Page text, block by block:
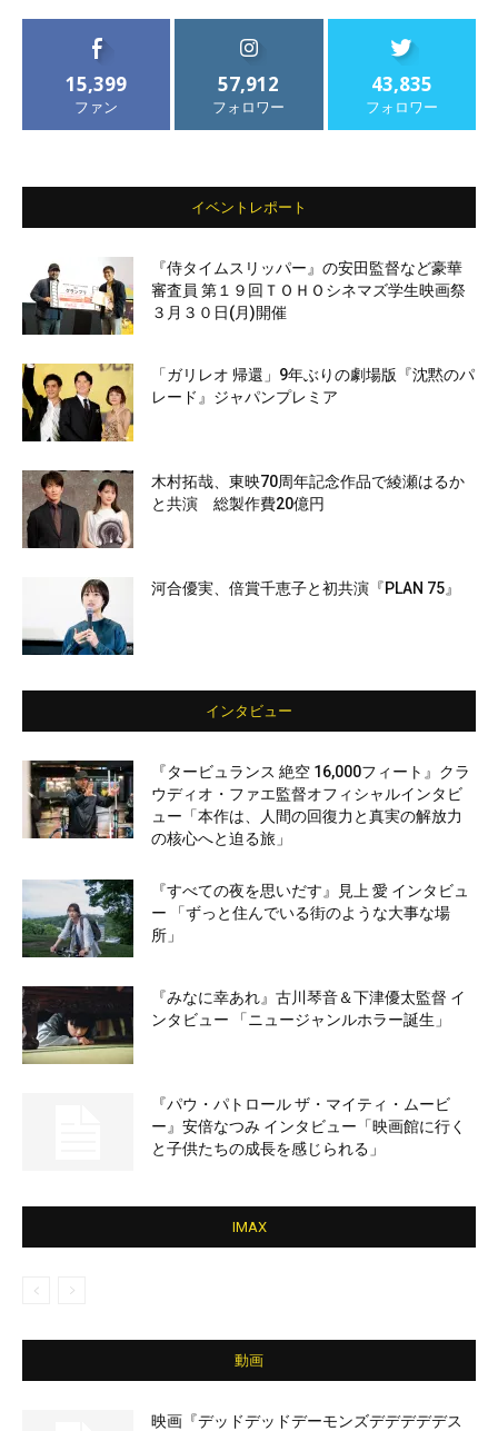
15,399
ファン
57,912
フォロワー
43,835
フォロワー
イベントレポート
『侍タイムスリッパー』の安田監督など豪華
審査員 第１９回ＴＯＨＯシネマズ学生映画祭
３月３０日(月)開催
「ガリレオ 帰還」9年ぶりの劇場版『沈黙のパ
レード』ジャパンプレミア
木村拓哉、東映70周年記念作品で綾瀬はるか
と共演 総製作費20億円
河合優実、倍賞千恵子と初共演『PLAN 75』
インタビュー
『タービュランス 絶空 16,000フィート』クラ
ウディオ・ファエ監督オフィシャルインタビ
ュー「本作は、人間の回復力と真実の解放力
の核心へと迫る旅」
『すべての夜を思いだす』見上 愛 インタビュ
ー 「ずっと住んでいる街のような大事な場
所」
『みなに幸あれ』古川琴音＆下津優太監督 イ
ンタビュー 「ニュージャンルホラー誕生」
『パウ・パトロール ザ・マイティ・ムービ
ー』安倍なつみ インタビュー「映画館に行く
と子供たちの成長を感じられる」
IMAX
動画
映画『デッドデッドデーモンズデデデデデス